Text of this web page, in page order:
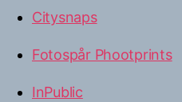
Citysnaps
Fotospår Phootprints
InPublic